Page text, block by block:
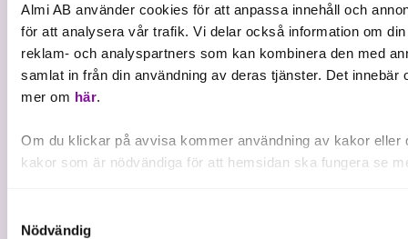
Almi AB använder cookies för att anpassa innehåll och
för att analysera vår trafik. Vi delar också information om
reklam- och analyspartners som kan kombinera den med
samlat in från din användning av deras tjänster. Det
mer om här.
Om du klickar på avvisa kommer användning av kakor
kakor som är nödvändiga för att hemsidan ska fungera se
Nödvändig
Om Almi
Om Almi
Karriär